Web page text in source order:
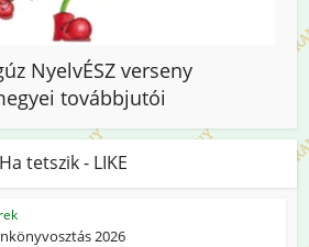
NyelvÉSZ verseny
továbbjutói
Ha tetszik - LIKE
2026